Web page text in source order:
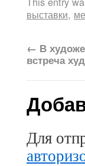
выставки,
← В
встреча
Для